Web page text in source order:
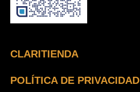
CLARITIENDA
POLÍTICA DE PRIVACIDAD